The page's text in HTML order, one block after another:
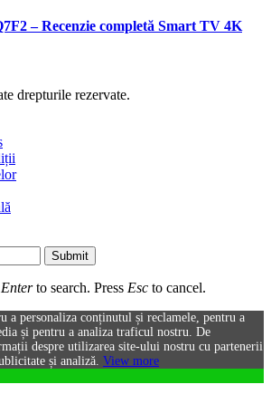
– Recenzie completă Smart TV 4K
drepturile rezervate.
Submit
Enterto search. Press Esc to cancel.
a personaliza conținutul și reclamele, pentru a
și pentru a analiza traficul nostru. De
despre utilizarea site-ului nostru cu partenerii
și analiză. View more